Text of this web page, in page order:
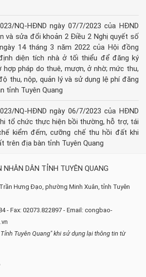
NQ-HĐND ngày 07/7/2023 của HĐND
và sửa đổi khoản 2 Điều 2 Nghị quyết số
14 tháng 3 năm 2022 của Hội đồng
diện tích nhà ở tối thiểu để đăng ký
pháp do thuê, mượn, ở nhờ; mức thu,
thu, nộp, quản lý và sử dụng lệ phí đăng
tỉnh Tuyên Quang
NQ-HĐND ngày 06/7/2023 của HĐND
tổ chức thực hiện bồi thường, hỗ trợ, tái
kiểm đếm, cưỡng chế thu hồi đất khi
trên địa bàn tỉnh Tuyên Quang
NHÂN DÂN TỈNH TUYÊN QUANG
Hưng Đạo, phường Minh Xuân, tỉnh Tuyên
- Fax: 02073.822897 - Email: congbao-
Tuyên Quang" khi sử dụng lại thông tin từ